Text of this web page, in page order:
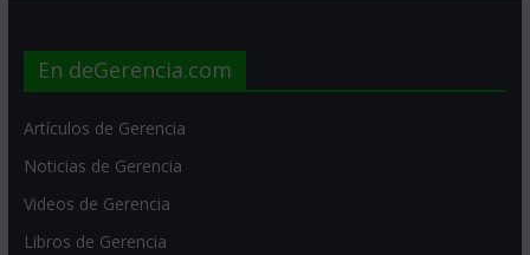
En deGerencia.com
Artículos de Gerencia
Noticias de Gerencia
Videos de Gerencia
Libros de Gerencia